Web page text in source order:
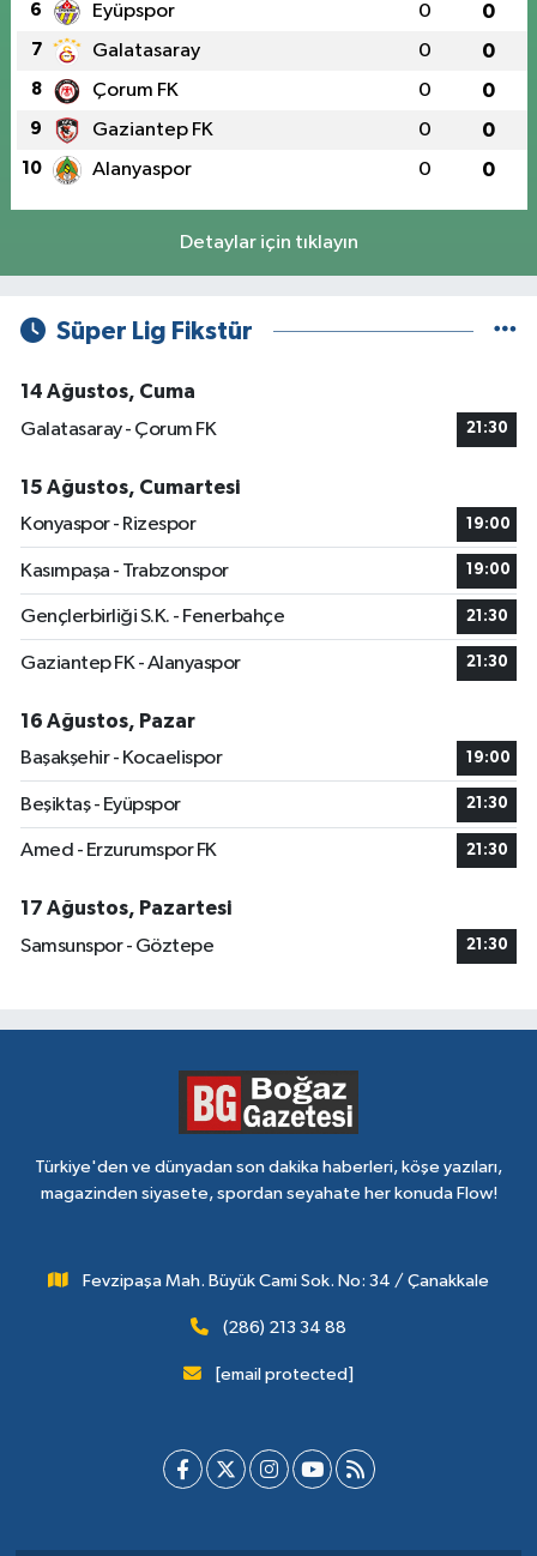
6 Eyüpspor 0 0
7 Galatasaray 0 0
8 Çorum FK 0 0
9 Gaziantep FK 0 0
10 Alanyaspor 0 0
Detaylar için tıklayın
Süper Lig Fikstür
14 Ağustos, Cuma
Galatasaray - Çorum FK
21:30
15 Ağustos, Cumartesi
Konyaspor - Rizespor
19:00
Kasımpaşa - Trabzonspor 19:00
Gençlerbirliği S.K. - Fenerbahçe 21:30
Gaziantep FK - Alanyaspor 21:30
16 Ağustos, Pazar
Başakşehir - Kocaelispor
19:00
Beşiktaş - Eyüpspor 21:30
Amed - Erzurumspor FK 21:30
17 Ağustos, Pazartesi
Samsunspor - Göztepe
21:30
Türkiye'den ve dünyadan son dakika haberleri, köşe yazıları,
magazinden siyasete, spordan seyahate her konuda Flow!
Fevzipaşa Mah. Büyük Cami Sok. No: 34 / Çanakkale
(286) 213 34 88
[email protected]